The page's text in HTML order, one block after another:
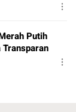
Putih